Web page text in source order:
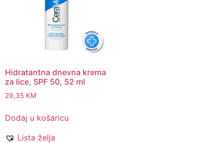
Hidratantna dnevna krema
za lice, SPF 50, 52 ml
29,35 KM
Dodaj u košaricu
Lista želja